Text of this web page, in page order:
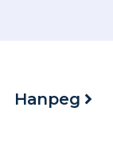
Напред